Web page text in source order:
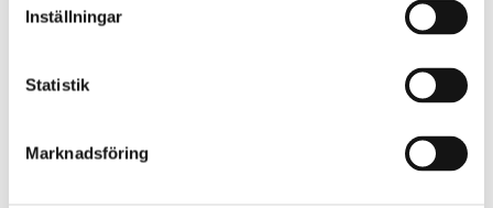
Inställningar
Statistik
Marknadsföring
KONTAKT
Besöksadress
Box 18, 295 21 Bromölla